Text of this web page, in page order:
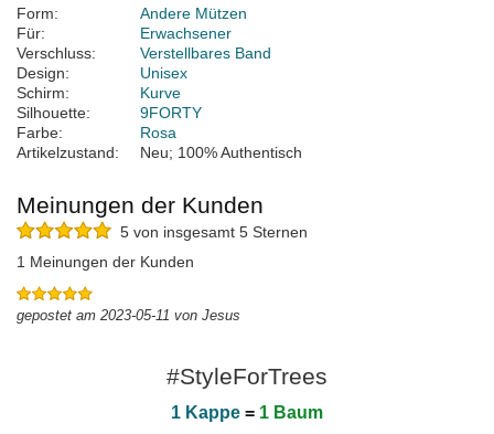
Form:
Andere Mützen
Für:
Erwachsener
Verschluss:
Verstellbares Band
Design:
Unisex
Schirm:
Kurve
Silhouette:
9FORTY
Farbe:
Rosa
Artikelzustand:
Neu; 100% Authentisch
Meinungen der Kunden
5 von insgesamt 5 Sternen
1 Meinungen der Kunden
gepostet am 2023-05-11 von Jesus
#StyleForTrees
1 Kappe = 1 Baum